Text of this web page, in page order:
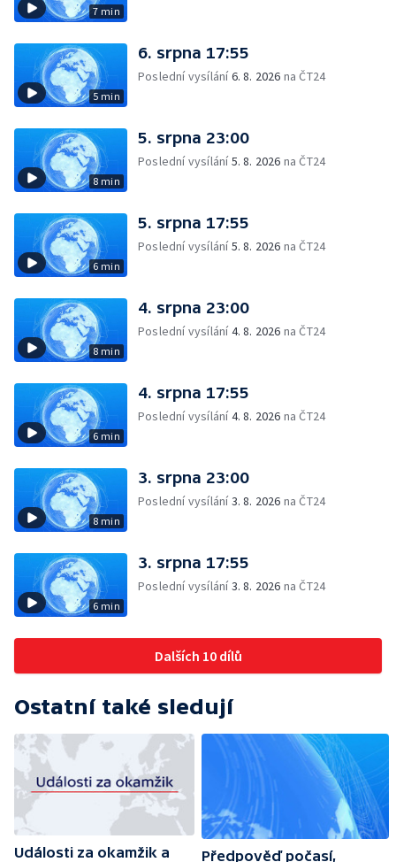
7 min
5 min
6. srpna 17:55
Poslední vysílání6. 8. 2026 na ČT24
8 min
5. srpna 23:00
Poslední vysílání5. 8. 2026 na ČT24
6 min
5. srpna 17:55
Poslední vysílání5. 8. 2026 na ČT24
8 min
4. srpna 23:00
Poslední vysílání4. 8. 2026 na ČT24
6 min
4. srpna 17:55
Poslední vysílání4. 8. 2026 na ČT24
8 min
3. srpna 23:00
Poslední vysílání3. 8. 2026 na ČT24
6 min
3. srpna 17:55
Poslední vysílání3. 8. 2026 na ČT24
Dalších 10 dílů
Ostatní také sledují
Události za okamžik a
Předpověď počasí,